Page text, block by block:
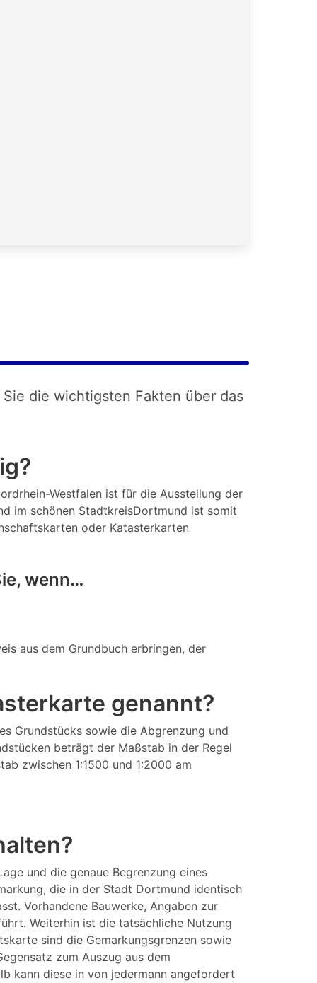
die wichtigsten Fakten über das
Westfalen ist für die Ausstellung der
im schönen StadtkreisDortmund ist somit
oder Katasterkarten
wenn…
aus dem Grundbuch erbringen, der
genannt?
Grundstücks sowie die Abgrenzung und
beträgt der Maßstab in der Regel
zwischen 1:1500 und 1:2000 am
und die genaue Begrenzung eines
die in der Stadt Dortmund identisch
Vorhandene Bauwerke, Angaben zur
Weiterhin ist die tatsächliche Nutzung
sind die Gemarkungsgrenzen sowie
zum Auszug aus dem
kann diese in von jedermann angefordert